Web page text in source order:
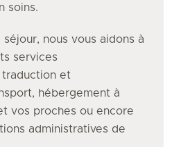
soins.
nous vous aidons à
services
traduction et
hébergement à
vos proches ou encore
administratives de